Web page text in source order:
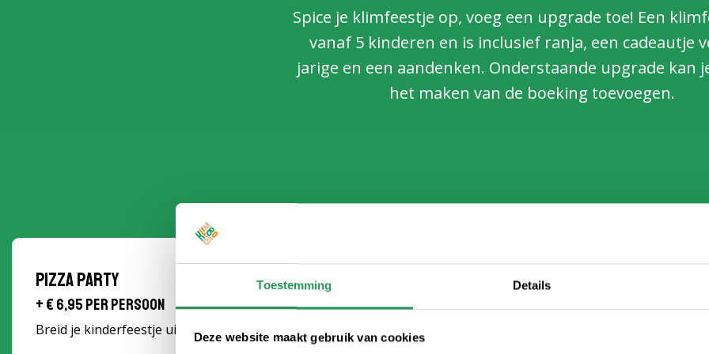
Toestemming Details
Deze website maakt gebruik van cookies
Spice je klimfeestje op, voeg een upgrade toe! Een
vanaf 5 kinderen en is inclusief ranja, een cadeautje
jarige en een aandenken. Onderstaande upgrade kan
het maken van de boeking toevoegen.
Pizza party
+ € 6,95 per persoon
Breid je kinderfeestje uit met de pizza party (margherita)
Broodje Unox met
+ € 5,95 per persoon
Breid je kinderfeestje